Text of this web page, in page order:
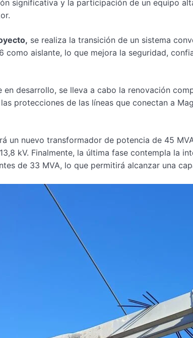
significativa y la participación de un equipo
se realiza la transición de un sistema
como aislante, lo que mejora la seguridad,
en desarrollo, se lleva a cabo la renovación
protecciones de las líneas que conectan a
un nuevo transformador de potencia de 45
kV. Finalmente, la última fase contempla la
de 33 MVA, lo que permitirá alcanzar una